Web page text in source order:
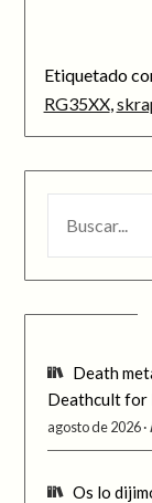
Etiquetado
RG35XX,
Death
Deathcult for
agosto de 2026
Os lo